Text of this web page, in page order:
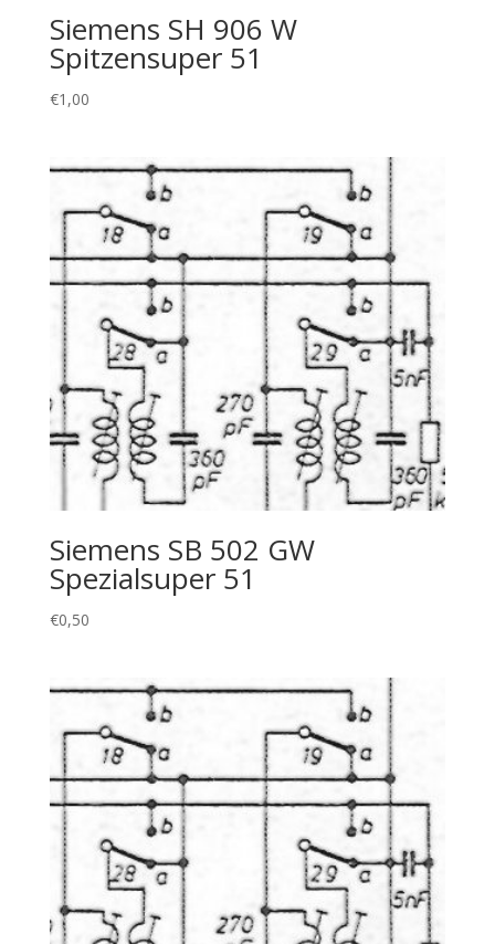
Siemens SH 906 W
Spitzensuper 51
€1,00
Siemens SB 502 GW
Spezialsuper 51
€0,50